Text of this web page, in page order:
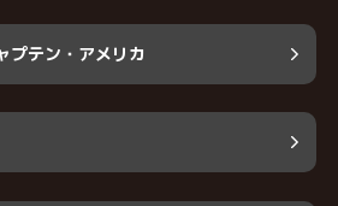
プテン・アメリカ